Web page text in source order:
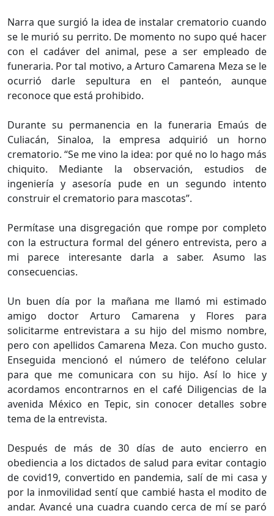
Narra que surgió la idea de instalar crematorio cuando
se le murió su perrito. De momento no supo qué hacer
con el cadáver del animal, pese a ser empleado de
funeraria. Por tal motivo, a Arturo Camarena Meza se le
ocurrió darle sepultura en el panteón, aunque
reconoce que está prohibido.
Durante su permanencia en la funeraria Emaús de
Culiacán, Sinaloa, la empresa adquirió un horno
crematorio. “Se me vino la idea: por qué no lo hago más
chiquito. Mediante la observación, estudios de
ingeniería y asesoría pude en un segundo intento
construir el crematorio para mascotas”.
Permítase una disgregación que rompe por completo
con la estructura formal del género entrevista, pero a
mi parece interesante darla a saber. Asumo las
consecuencias.
Un buen día por la mañana me llamó mi estimado
amigo doctor Arturo Camarena y Flores para
solicitarme entrevistara a su hijo del mismo nombre,
pero con apellidos Camarena Meza. Con mucho gusto.
Enseguida mencionó el número de teléfono celular
para que me comunicara con su hijo. Así lo hice y
acordamos encontrarnos en el café Diligencias de la
avenida México en Tepic, sin conocer detalles sobre
tema de la entrevista.
Después de más de 30 días de auto encierro en
obediencia a los dictados de salud para evitar contagio
de covid19, convertido en pandemia, salí de mi casa y
por la inmovilidad sentí que cambié hasta el modito de
andar. Avancé una cuadra cuando cerca de mí se paró